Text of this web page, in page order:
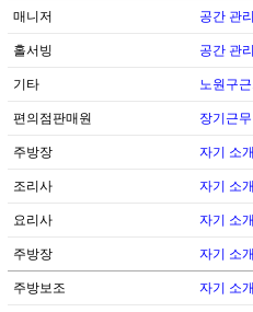
매니저 공간 관
홀서빙 공간 관
기타 노원구
편의점판매원 장기근
주방장 자기 소
조리사 자기 소
요리사 자기 소
주방장 자기 소
주방보조 자기 소